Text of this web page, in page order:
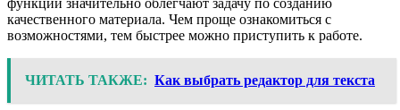
функций значительно облегчают задачу по созданию
качественного материала. Чем проще ознакомиться с
возможностями, тем быстрее можно приступить к работе.
ЧИТАТЬ ТАКЖЕ: Как выбрать редактор для текста